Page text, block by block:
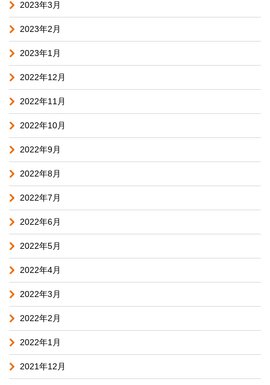
2023年3月
2023年2月
2023年1月
2022年12月
2022年11月
2022年10月
2022年9月
2022年8月
2022年7月
2022年6月
2022年5月
2022年4月
2022年3月
2022年2月
2022年1月
2021年12月